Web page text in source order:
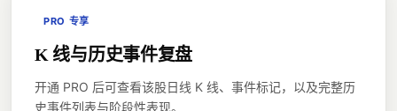
PRO 专享
K 线与历史事件复盘
开通 PRO 后可查看该股日线 K 线、事件标记，以及完整历
史事件列表与阶段性表现。